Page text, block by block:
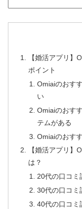
【婚活アプリ】
ポイント
Omiaiのおす
い
Omiaiのおす
テムがある
Omiaiのおす
【婚活アプリ】
は？
20代の口コミ
30代の口コミ
40代の口コミ